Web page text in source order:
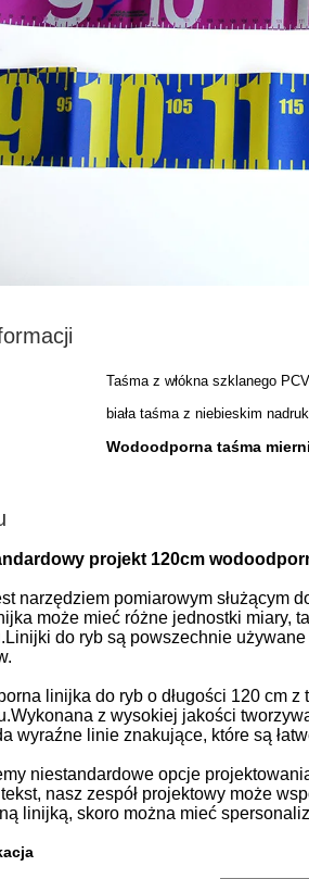
Taśma z włókna szklanego PCV
biała taśma z niebieskim
Wodoodporna taśma
projekt 120cm
narzędziem pomiarowym służącym
może mieć różne jednostki miary,
do ryb są powszechnie
linijka do ryb o długości 120 cm
z wysokiej jakości
wyraźne linie znakujące, które są
niestandardowe opcje
nasz zespół projektowy może
linijką, skoro można mieć